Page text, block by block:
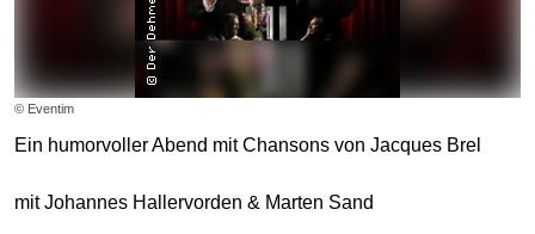
© Eventim
Ein humorvoller Abend mit Chansons von Jacques Brel
mit Johannes Hallervorden & Marten Sand